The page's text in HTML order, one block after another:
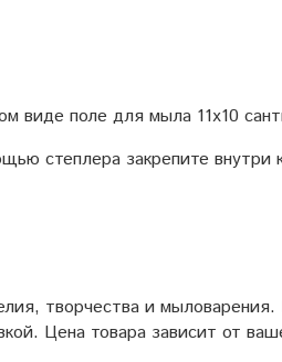
виде поле для мыла 11х10
степлера закрепите внутри
творчества и
Цена товара зависит от